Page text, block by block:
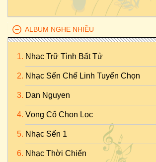
ALBUM NGHE NHIỀU
Nhạc Trữ Tình Bất Tử
Nhạc Sến Chế Linh Tuyển Chọn
Dan Nguyen
Vọng Cổ Chọn Lọc
Nhạc Sến 1
Nhạc Thời Chiến